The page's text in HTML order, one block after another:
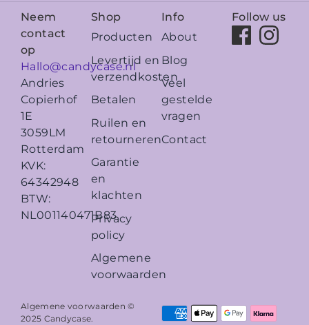
Neem
contact
op
Hallo@candycase.nl
Andries
Copierhof
1E
3059LM
Rotterdam
KVK:
64342948
BTW:
NL001140471B83
Shop
Producten
Levertijd en
verzendkosten
Betalen
Ruilen en
retourneren
Garantie
en
klachten
Privacy
policy
Algemene
voorwaarden
Info
About
Blog
Veel
gestelde
vragen
Contact
Follow us
Algemene voorwaarden ©
2025 Candycase.